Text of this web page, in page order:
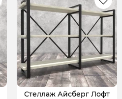
Стеллаж Айсберг Лофт